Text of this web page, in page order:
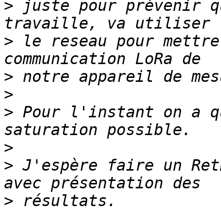
> juste pour prévenir
> le reseau pour
>
>
> Pour l'instant on a
>
> J'espère faire un
>